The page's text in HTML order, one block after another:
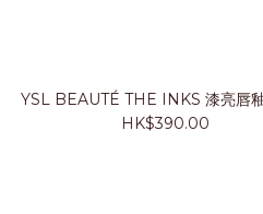
YSL BEAUTÉ THE INKS 漆亮唇
HK$390.00